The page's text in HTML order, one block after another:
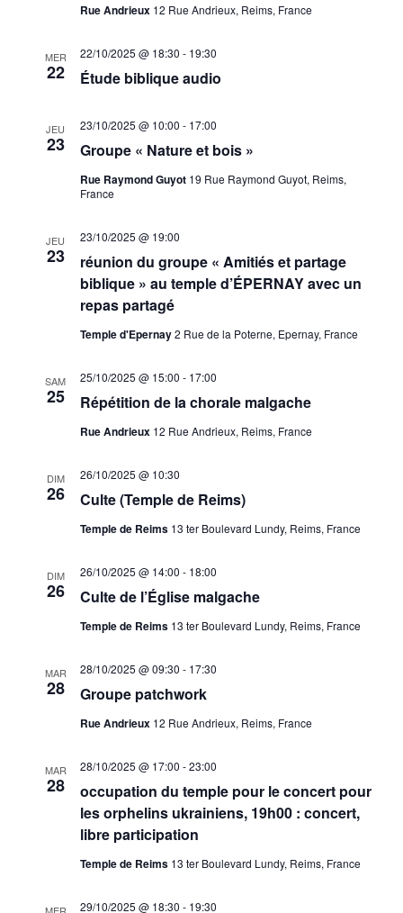
Rue Andrieux 12 Rue Andrieux, Reims, France
MER
22 Étude biblique audio
22/10/2025 @ 18:30 - 19:30
JEU
23 Groupe « Nature et bois »
23/10/2025 @ 10:00 - 17:00
Rue Raymond Guyot 19 Rue Raymond Guyot, Reims,
France
JEU
23
réunion du groupe « Amitiés et partage
biblique » au temple d’ÉPERNAY avec un
repas partagé
23/10/2025 @ 19:00
Temple d'Epernay2 Rue de la Poterne, Epernay, France
SAM
25 Répétition de la chorale malgache
25/10/2025 @ 15:00 - 17:00
Rue Andrieux 12 Rue Andrieux, Reims, France
DIM
26 Culte (Temple de Reims)
26/10/2025 @ 10:30
Temple de Reims 13 ter Boulevard Lundy, Reims, France
DIM
26 Culte de l’Église malgache
26/10/2025 @ 14:00 - 18:00
Temple de Reims 13 ter Boulevard Lundy, Reims, France
MAR
28 Groupe patchwork
28/10/2025 @ 09:30 - 17:30
Rue Andrieux 12 Rue Andrieux, Reims, France
MAR
28
occupation du temple pour le concert pour
les orphelins ukrainiens, 19h00 : concert,
libre participation
28/10/2025 @ 17:00 -23:00
Temple de Reims 13 ter Boulevard Lundy, Reims, France
29/10/2025 @ 18:30 - 19:30